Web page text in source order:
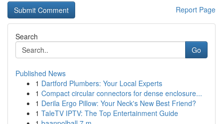
Report Page
Search
Go
Published News
1 Dartford Plumbers: Your Local Experts
1 Compact circular connectors for dense enclosure...
1 Derila Ergo Pillow: Your Neck's New Best Friend?
1 TaleTV IPTV: The Top Entertainment Guide